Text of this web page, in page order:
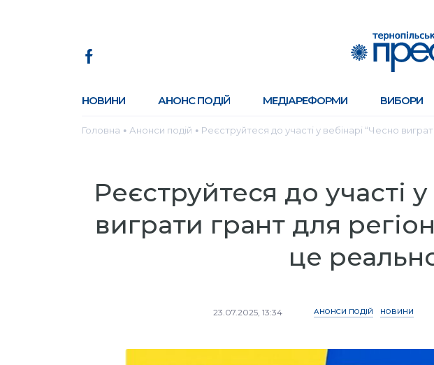
НОВИНИ АНОНС ПОДІЙ МЕДІАРЕФОРМИ ВИБОРИ
Головна ● Анонси подій ● Реєструйтеся до участі у вебінарі “Чесно
Реєструйтеся до участі
виграти грант для
це
23.07.2025, 13:34 АНОНСИ ПОДІЙ НОВИНИ